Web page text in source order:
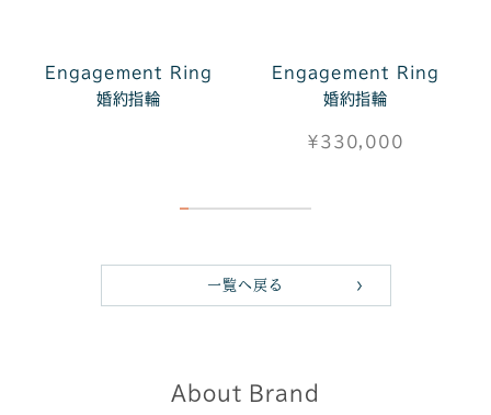
Engagement Ring
婚約指輪
Engagement Ring
婚約指輪
¥330,000
一覧へ戻る
About Brand